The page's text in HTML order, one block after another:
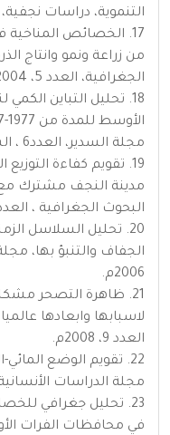
التنموية، دراسات نجفية، العدد
17. الخصائص
من زراعة ونمو وانتاج
الجغرافية، العدد 5، 2004م
18. تحليل التباين
مجلة السدير، العدد6 ، السنة الثانية، 2005م .
19. تقويم كفاءة
مدينة النجف مشترك
البحوث الجغرافية ، العدد6،
20. تحليل السلاسل
2006م.
21. ظاهرة التصحر
لاسبابها وابعادها
العدد 9، 2008م.
22. تقويم الوضع
مجلة الدراسات الأنسانية،
23. تحليل جغرافي
في محافظات الفرات